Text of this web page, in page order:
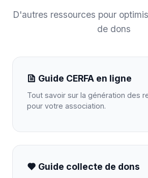
D'autres ressources pour
de dons
Guide CERFA en ligne
Tout savoir sur la génération des
pour votre association.
Guide collecte de dons